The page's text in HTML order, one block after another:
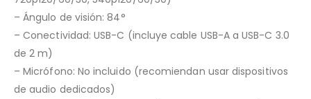
– Ángulo de visión: 84°
– Conectividad: USB-C (incluye cable USB-A a USB-C 3.0
de 2 m)
– Micrófono: No incluido (recomiendan usar dispositivos
de audio dedicados)